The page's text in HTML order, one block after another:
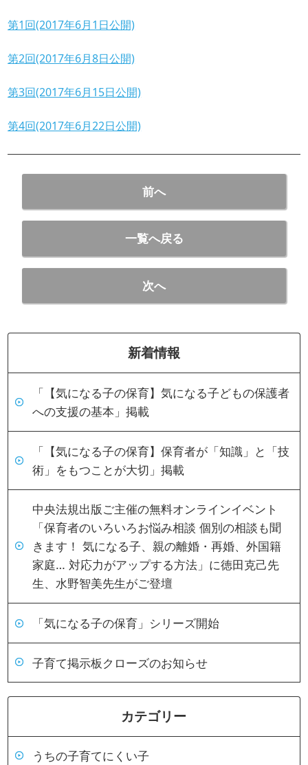
第1回(2017年6月1日公開)
第2回(2017年6月8日公開)
第3回(2017年6月15日公開)
第4回(2017年6月22日公開)
前へ
一覧へ戻る
次へ
新着情報
「【気になる子の保育】気になる子どもの保護者
への支援の基本」掲載
「【気になる子の保育】保育者が「知識」と「技
術」をもつことが大切」掲載
中央法規出版ご主催の無料オンラインイベント
「保育者のいろいろお悩み相談 個別の相談も聞
きます！ 気になる子、親の離婚・再婚、外国籍
家庭… 対応力がアップする方法」に徳田克己先
生、水野智美先生がご登壇
「気になる子の保育」シリーズ開始
子育て掲示板クローズのお知らせ
カテゴリー
うちの子育てにくい子